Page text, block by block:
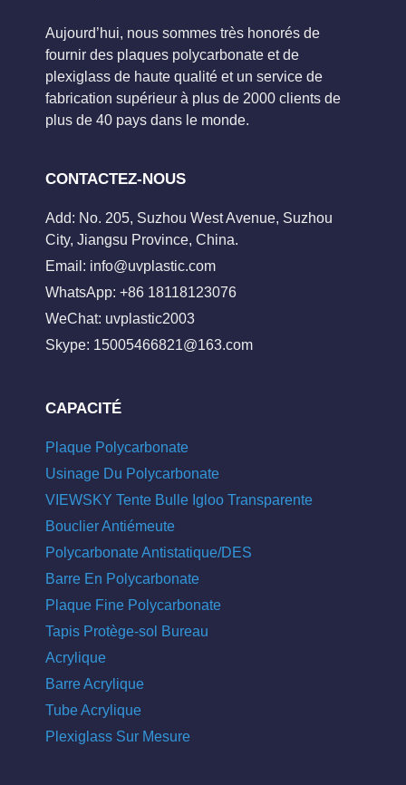
Aujourd’hui, nous sommes très honorés de
fournir des plaques polycarbonate et de
plexiglass de haute qualité et un service de
fabrication supérieur à plus de 2000 clients de
plus de 40 pays dans le monde.
CONTACTEZ-NOUS
Add: No. 205, Suzhou West Avenue, Suzhou
City, Jiangsu Province, China.
Email: info@uvplastic.com
WhatsApp: +86 18118123076
WeChat: uvplastic2003
Skype: 15005466821@163.com
CAPACITÉ
Plaque Polycarbonate
Usinage Du Polycarbonate
VIEWSKY Tente Bulle Igloo Transparente
Bouclier Antiémeute
Polycarbonate Antistatique/DES
Barre En Polycarbonate
Plaque Fine Polycarbonate
Tapis Protège-sol Bureau
Acrylique
Barre Acrylique
Tube Acrylique
Plexiglass Sur Mesure